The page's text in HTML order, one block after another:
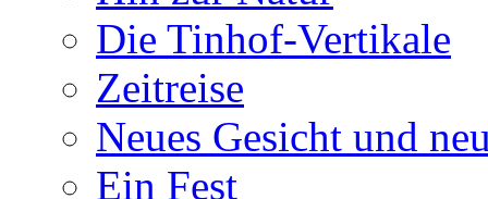
Die Tinhof-Vertikale
Zeitreise
Neues Gesicht und
Ein Fest